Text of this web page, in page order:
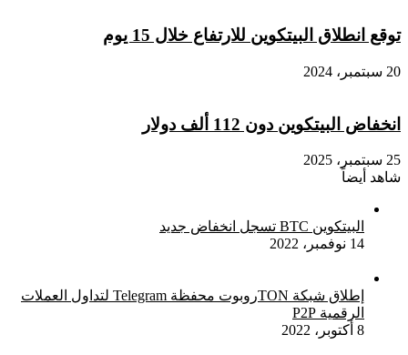
توقع انطلاق البيتكوين للارتفاع خلال 15 يوم
20 سبتمبر، 2024
انخفاض البيتكوين دون 112 ألف دولار
25 سبتمبر، 2025
شاهد أيضاً
البيتكوين BTC تسجل انخفاض جديد
14 نوفمبر، 2022
إطلاق شبكة TONروبوت محفظة Telegram لتداول العملات
الرقمية P2P
8 أكتوبر، 2022